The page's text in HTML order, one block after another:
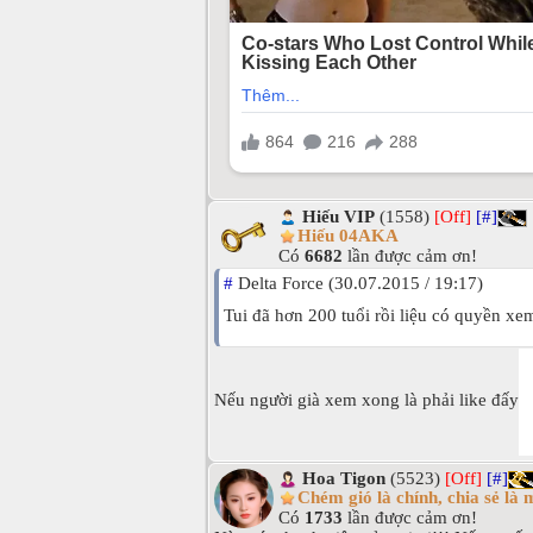
Hiếu VIP (1558) [Off] [#]
Hiếu 04AKA
Có 6682 lần được cảm ơn!
# Delta Force (30.07.2015 / 19:17)
Tui đã hơn 200 tuổi rồi liệu có quyền
Nếu người già xem xong là phải like đấy
Hoa Tigon (5523) [Off] [#]
Chém gió là chính, chia sẻ là
Có 1733 lần được cảm ơn!